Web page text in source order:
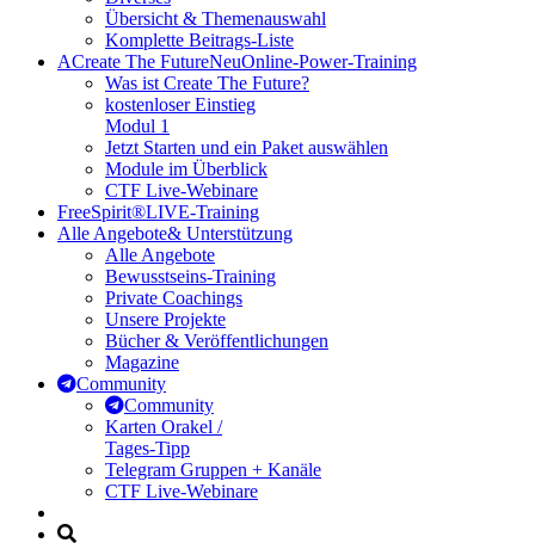
Übersicht & Themenauswahl
Komplette Beitrags-Liste
ACreate The FutureNeuOnline-Power-Training
Was ist Create The Future?
kostenloser Einstieg
Modul 1
Jetzt Starten und ein Paket auswählen
Module im Überblick
CTF Live-Webinare
FreeSpirit®LIVE-Training
Alle Angebote& Unterstützung
Alle Angebote
Bewusstseins-Training
Private Coachings
Unsere Projekte
Bücher & Veröffentlichungen
Magazine
Community
Community
Karten Orakel /
Tages-Tipp
Telegram Gruppen + Kanäle
CTF Live-Webinare